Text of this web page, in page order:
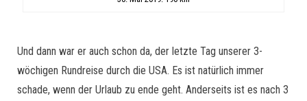
Und dann war er auch schon da, der letzte Tag unserer 3-
wöchigen Rundreise durch die USA. Es ist natürlich immer
schade, wenn der Urlaub zu ende geht. Anderseits ist es nach 3